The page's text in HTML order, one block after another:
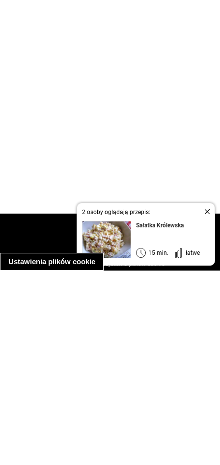
Ustawienia plików cookie
2 osoby oglądają przepis:
Sałatka Królewska
15 min. łatwe
kontakt
regulamin
informacja o prywatności
informacja o wykorzystaniu plików cookie